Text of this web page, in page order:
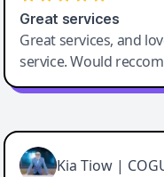
Great services
Great services, and
service. Would
Cody Crabb
Great service, Best AI
Kia Tiow |